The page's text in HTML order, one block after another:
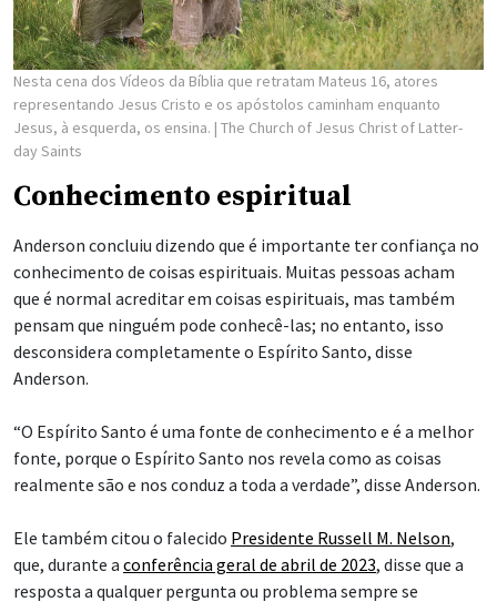
Nesta cena dos Vídeos da Bíblia que retratam Mateus 16, atores
representando Jesus Cristo e os apóstolos caminham enquanto
Jesus, à esquerda, os ensina. | The Church of Jesus Christ of Latter-
day Saints
Conhecimento espiritual
Anderson concluiu dizendo que é importante ter confiança no
conhecimento de coisas espirituais. Muitas pessoas acham
que é normal acreditar em coisas espirituais, mas também
pensam que ninguém pode conhecê-las; no entanto, isso
desconsidera completamente o Espírito Santo, disse
Anderson.
“O Espírito Santo é uma fonte de conhecimento e é a melhor
fonte, porque o Espírito Santo nos revela como as coisas
realmente são e nos conduz a toda a verdade”, disse Anderson.
Ele também citou o falecido Presidente Russell M. Nelson,
que, durante a conferência geral de abril de 2023, disse que a
resposta a qualquer pergunta ou problema sempre se